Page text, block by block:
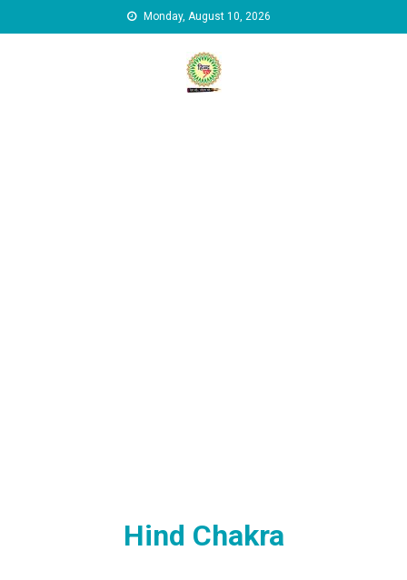
Monday, August 10, 2026
Hind Chakra